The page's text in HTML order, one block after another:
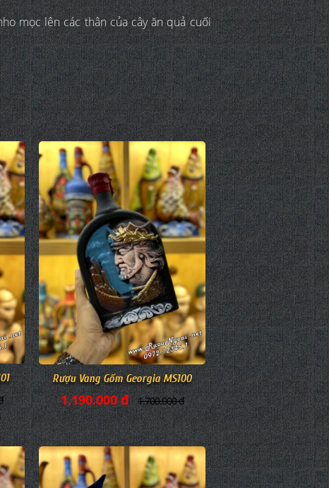
mọc lên các thân của cây ăn quả cuối
Rượu Vang Gốm Georgia MS100
1.190.000 đ 1.700.000 đ